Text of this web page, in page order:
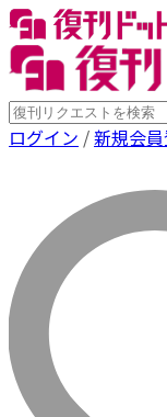
ログイン /新規会